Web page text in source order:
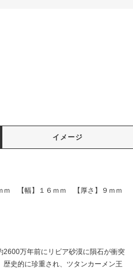
イメージ
ｍ 【幅】１６ｍｍ 【厚さ】９ｍｍ
2600万年前にリビア砂漠に隕石が衝突
史的に珍重され、ツタンカーメン王